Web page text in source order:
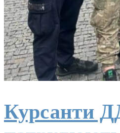
Курсанти